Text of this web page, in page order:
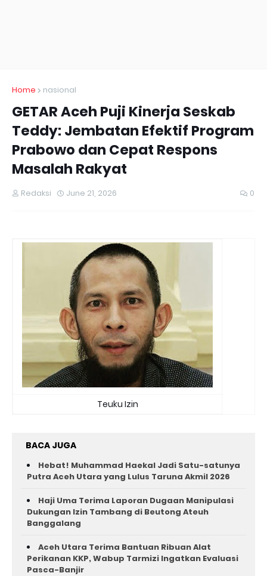
Home nasional
GETAR Aceh Puji Kinerja Seskab
Teddy: Jembatan Efektif Program
Prabowo dan Cepat Respons
Masalah Rakyat
Redaksi June 21, 2026 0
Teuku Izin
BACA JUGA
Hebat! Muhammad Haekal Jadi Satu-satunya
Putra Aceh Utara yang Lulus Taruna Akmil 2026
Haji Uma Terima Laporan Dugaan Manipulasi
Dukungan Izin Tambang di Beutong Ateuh
Banggalang
Aceh Utara Terima Bantuan Ribuan Alat
Perikanan KKP, Wabup Tarmizi Ingatkan Evaluasi
Pasca-Banjir